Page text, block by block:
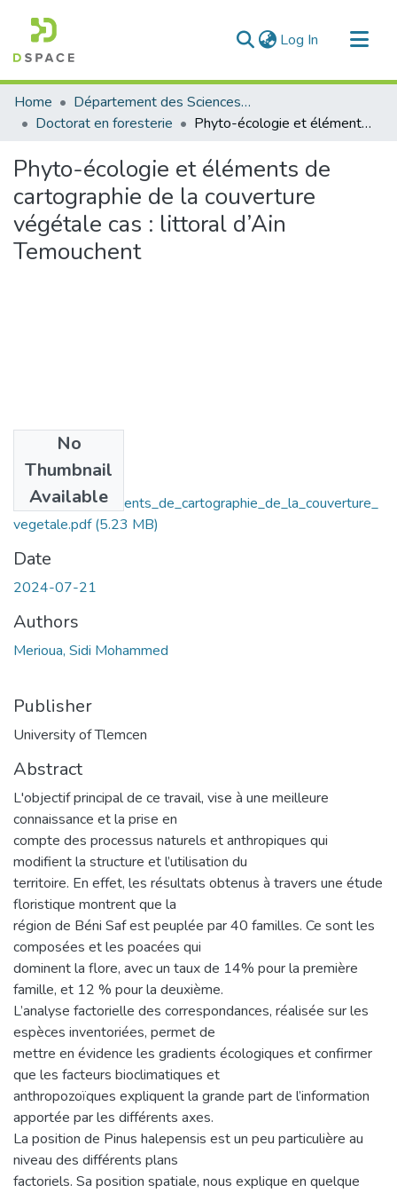
Log In (current)
Communities & Collections
All of DSpace
Home
Département des Sciences Agronomiques et Forestières
Doctorat en foresterie
Phyto-écologie et éléments de cartographie de la couverture végétale cas : littoral d’Ain Temouchent
Phyto-écologie et éléments de
cartographie de la couverture
végétale cas : littoral d’Ain
Temouchent
No
Thumbnail
Available
Phyto-
ecologie_et_elements_de_cartographie_de_la_couverture_
vegetale.pdf(5.23 MB)
Date
2024-07-21
Authors
Merioua, Sidi Mohammed
Publisher
University of Tlemcen
Abstract
L'objectif principal de ce travail, vise à une meilleure
connaissance et la prise en
compte des processus naturels et anthropiques qui
modifient la structure et l’utilisation du
territoire. En effet, les résultats obtenus à travers une étude
floristique montrent que la
région de Béni Saf est peuplée par 40 familles. Ce sont les
composées et les poacées qui
dominent la flore, avec un taux de 14% pour la première
famille, et 12 % pour la deuxième.
L’analyse factorielle des correspondances, réalisée sur les
espèces inventoriées, permet de
mettre en évidence les gradients écologiques et confirmer
que les facteurs bioclimatiques et
anthropozoïques expliquent la grande part de l’information
apportée par les différents axes.
La position de Pinus halepensis est un peu particulière au
niveau des différents plans
factoriels. Sa position spatiale, nous explique en quelque